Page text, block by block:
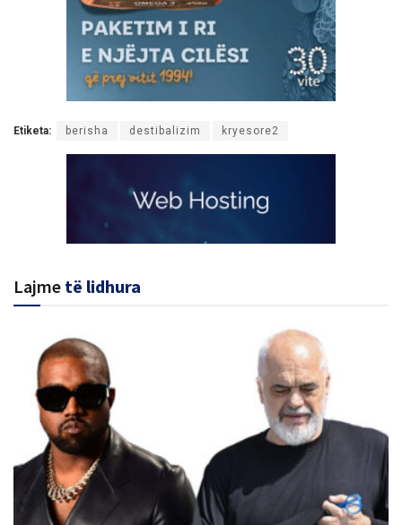
Etiketa: berisha destibalizim kryesore2
Lajme të lidhura